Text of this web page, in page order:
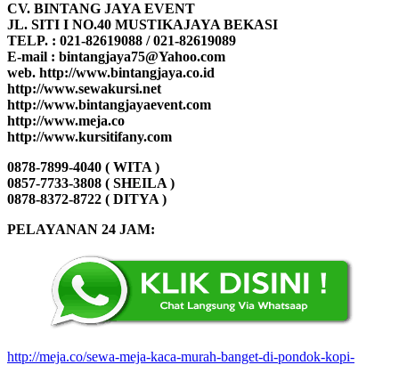
CV. BINTANG JAYA EVENT
JL. SITI I NO.40 MUSTIKAJAYA BEKASI
TELP. : 021-82619088 / 021-82619089
E-mail : bintangjaya75@Yahoo.com
web. http://www.bintangjaya.co.id
http://www.sewakursi.net
http://www.bintangjayaevent.com
http://www.meja.co
http://www.kursitifany.com
0878-7899-4040 ( WITA )
0857-7733-3808 ( SHEILA )
0878-8372-8722 ( DITYA )
PELAYANAN 24 JAM:
http://meja.co/sewa-meja-kaca-murah-banget-di-pondok-kopi-